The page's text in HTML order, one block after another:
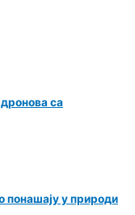
са
понашају у природи